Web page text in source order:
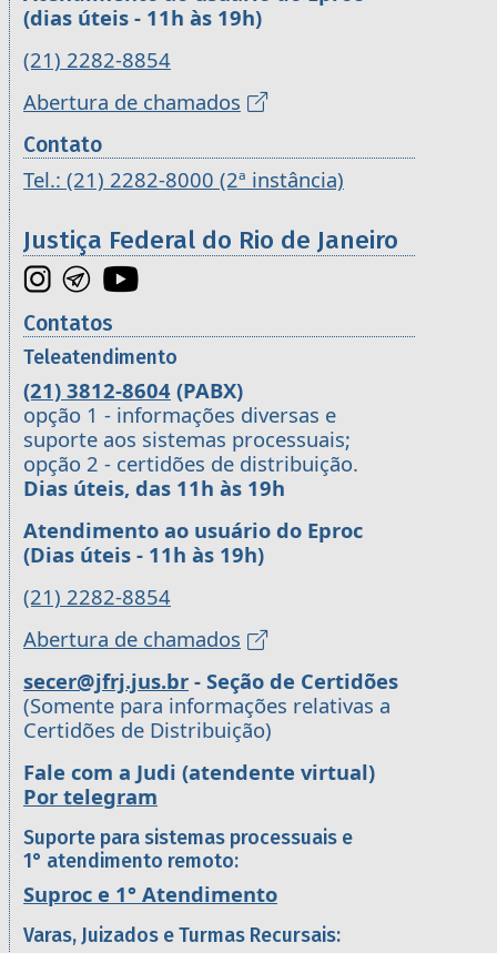
(dias úteis - 11h às 19h)
(21) 2282-8854
Abertura de chamados
Contato
Tel.: (21) 2282-8000 (2ª instância)
Justiça Federal do Rio de Janeiro
Contatos
Teleatendimento
(21) 3812-8604 (PABX)
opção 1 - informações diversas e
suporte aos sistemas processuais;
opção 2 - certidões de distribuição.
Dias úteis, das 11h às 19h
Atendimento ao usuário do Eproc
(Dias úteis - 11h às 19h)
(21) 2282-8854
Abertura de chamados
secer@jfrj.jus.br - Seção de Certidões
(Somente para informações relativas a
Certidões de Distribuição)
Fale com a Judi (atendente virtual)
Por telegram
Suporte para sistemas processuais e
1° atendimento remoto:
Suproc e 1° Atendimento
Varas, Juizados e Turmas Recursais: